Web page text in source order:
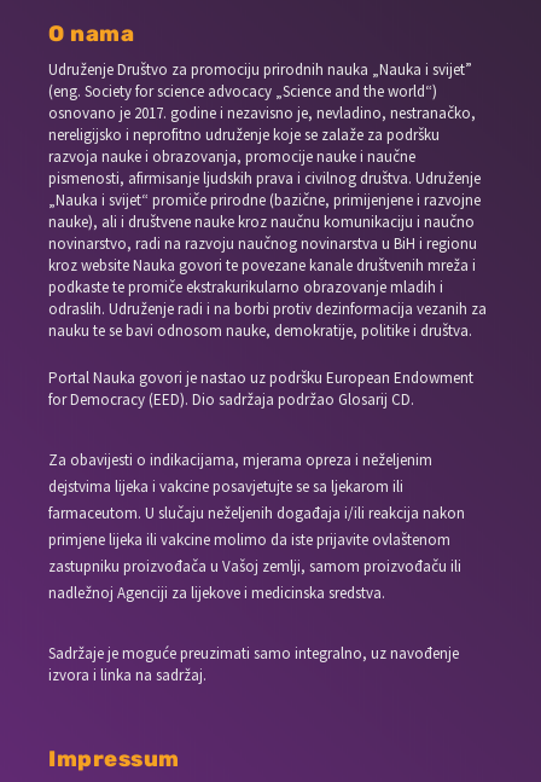
O nama
Udruženje Društvo za promociju prirodnih nauka „Nauka i svijet”
(eng. Society for science advocacy „Science and the world“)
osnovano je 2017. godine i nezavisno je, nevladino, nestranačko,
nereligijsko i neprofitno udruženje koje se zalaže za podršku
razvoja nauke i obrazovanja, promocije nauke i naučne
pismenosti, afirmisanje ljudskih prava i civilnog društva. Udruženje
„Nauka i svijet“ promiče prirodne (bazične, primijenjene i razvojne
nauke), ali i društvene nauke kroz naučnu komunikaciju i naučno
novinarstvo, radi na razvoju naučnog novinarstva u BiH i regionu
kroz website Nauka govori te povezane kanale društvenih mreža i
podkaste te promiče ekstrakurikularno obrazovanje mladih i
odraslih. Udruženje radi i na borbi protiv dezinformacija vezanih za
nauku te se bavi odnosom nauke, demokratije, politike i društva.
Portal Nauka govori je nastao uz podršku European Endowment
for Democracy (EED). Dio sadržaja podržao Glosarij CD.
Za obavijesti o indikacijama, mjerama opreza i neželjenim
dejstvima lijeka i vakcine posavjetujte se sa ljekarom ili
farmaceutom. U slučaju neželjenih događaja i/ili reakcija nakon
primjene lijeka ili vakcine molimo da iste prijavite ovlaštenom
zastupniku proizvođača u Vašoj zemlji, samom proizvođaču ili
nadležnoj Agenciji za lijekove i medicinska sredstva.
Sadržaje je moguće preuzimati samo integralno, uz navođenje
izvora i linka na sadržaj.
Impressum